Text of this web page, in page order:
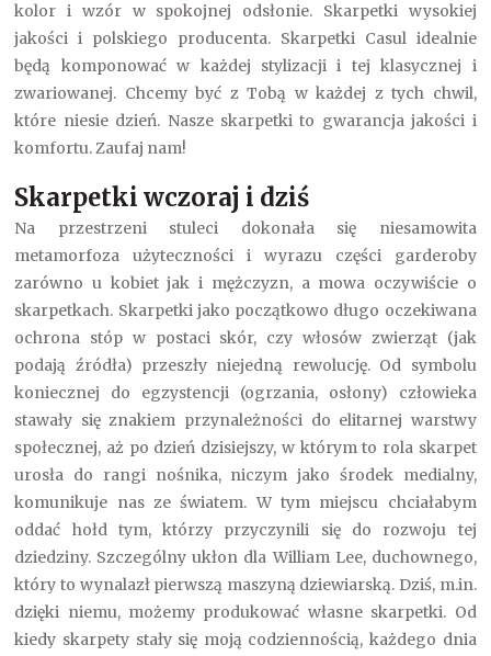
kolor i wzór w spokojnej odsłonie. Skarpetki wysokiej
jakości i polskiego producenta. Skarpetki Casul idealnie
będą komponować w każdej stylizacji i tej klasycznej i
zwariowanej. Chcemy być z Tobą w każdej z tych chwil,
które niesie dzień. Nasze skarpetki to gwarancja jakości i
komfortu. Zaufaj nam!
Skarpetki wczoraj i dziś
Na przestrzeni stuleci dokonała się niesamowita
metamorfoza użyteczności i wyrazu części garderoby
zarówno u kobiet jak i mężczyzn, a mowa oczywiście o
skarpetkach. Skarpetki jako początkowo długo oczekiwana
ochrona stóp w postaci skór, czy włosów zwierząt (jak
podają źródła) przeszły niejedną rewolucję. Od symbolu
koniecznej do egzystencji (ogrzania, osłony) człowieka
stawały się znakiem przynależności do elitarnej warstwy
społecznej, aż po dzień dzisiejszy, w którym to rola skarpet
urosła do rangi nośnika, niczym jako środek medialny,
komunikuje nas ze światem. W tym miejscu chciałabym
oddać hołd tym, którzy przyczynili się do rozwoju tej
dziedziny. Szczególny ukłon dla William Lee, duchownego,
który to wynalazł pierwszą maszyną dziewiarską. Dziś, m.in.
dzięki niemu, możemy produkować własne skarpetki. Od
kiedy skarpety stały się moją codziennością, każdego dnia